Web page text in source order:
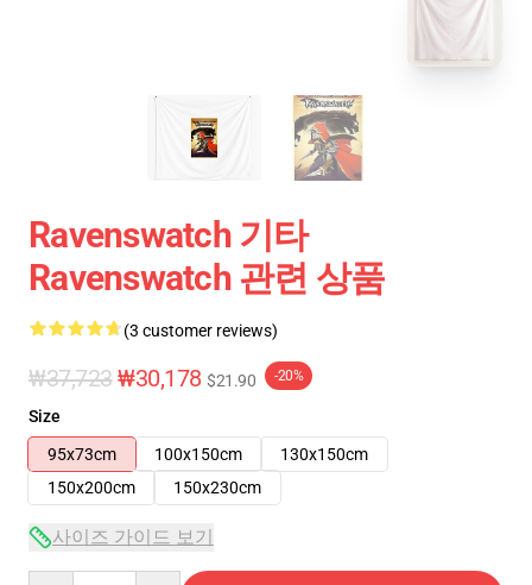
Ravenswatch 기타
Ravenswatch 관련 상품
(3 customer reviews)
₩37,723 ₩30,178 $21.90 -20%
Size
95x73cm
100x150cm
130x150cm
150x200cm
150x230cm
사이즈 가이드 보기